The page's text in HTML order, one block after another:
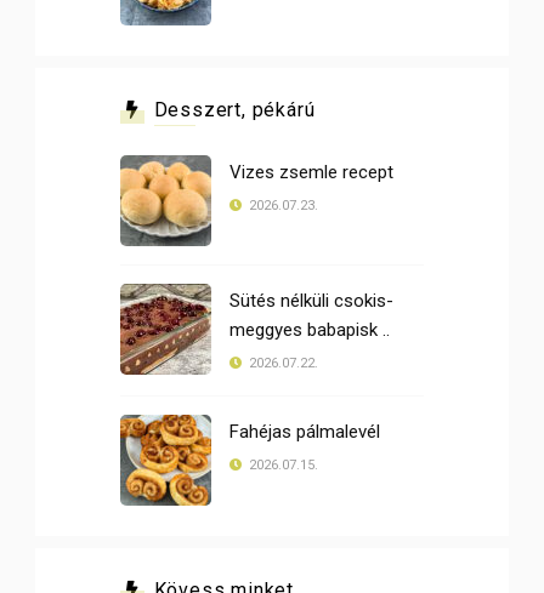
Desszert, pékárú
Vizes zsemle recept
2026.07.23.
Sütés nélküli csokis-
meggyes babapisk ..
2026.07.22.
Fahéjas pálmalevél
2026.07.15.